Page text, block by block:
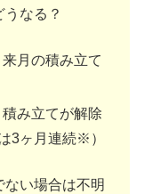
なる？
月の積み立て
み立てが解除
3ヶ月連続※）
い場合は不明